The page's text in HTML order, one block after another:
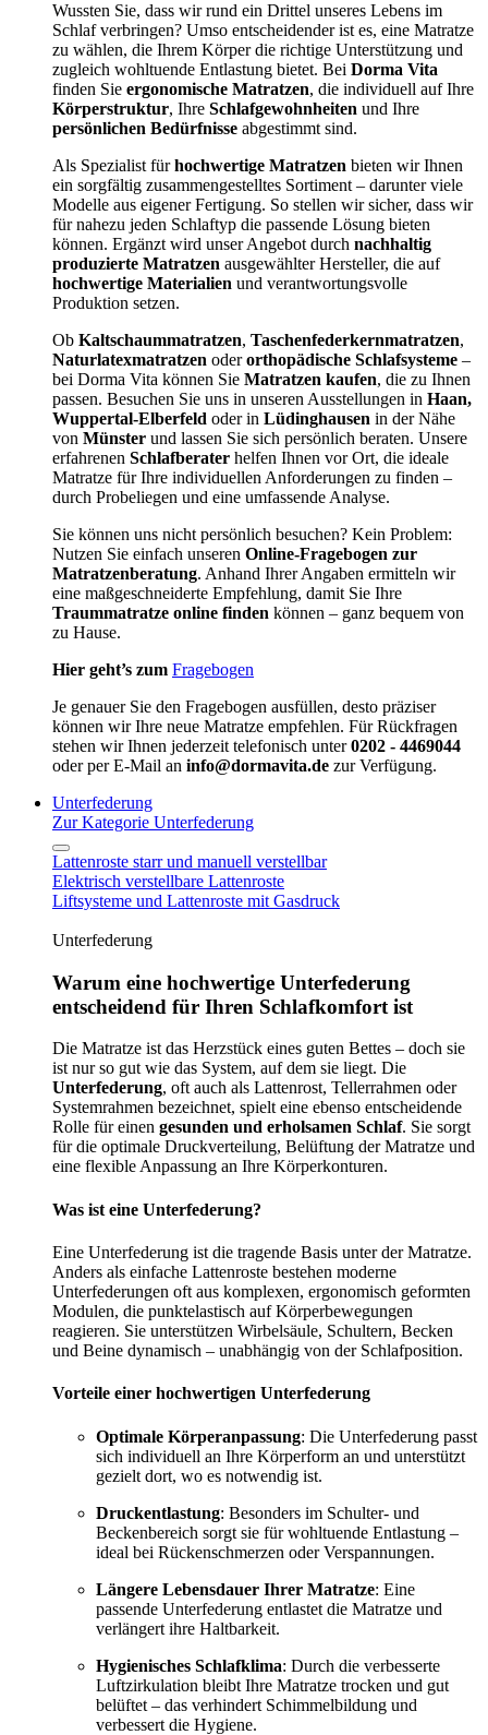
Wussten Sie, dass wir rund ein Drittel unseres Lebens im
Schlaf verbringen? Umso entscheidender ist es, eine Matratze
zu wählen, die Ihrem Körper die richtige Unterstützung und
zugleich wohltuende Entlastung bietet. Bei Dorma Vita
finden Sie ergonomische Matratzen, die individuell auf Ihre
Körperstruktur, Ihre Schlafgewohnheiten und Ihre
persönlichen Bedürfnisse abgestimmt sind.
Als Spezialist fürhochwertige Matratzen bieten wir Ihnen
ein sorgfältig zusammengestelltes Sortiment – darunter viele
Modelle aus eigener Fertigung. So stellen wir sicher, dass wir
für nahezu jeden Schlaftyp die passende Lösung bieten
können. Ergänzt wird unser Angebot durch nachhaltig
produzierte Matratzen ausgewählter Hersteller, die auf
hochwertige Materialien und verantwortungsvolle
Produktion setzen.
Ob Kaltschaummatratzen, Taschenfederkernmatratzen,
Naturlatexmatratzen oderorthopädische Schlafsysteme –
bei Dorma Vita können Sie Matratzen kaufen, die zu Ihnen
passen. Besuchen Sie uns in unseren Ausstellungen in Haan,
Wuppertal-Elberfeld oder in Lüdinghausen in der Nähe
von Münster und lassen Sie sich persönlich beraten. Unsere
erfahrenen Schlafberater helfen Ihnen vor Ort, die ideale
Matratze für Ihre individuellen Anforderungen zu finden –
durch Probeliegen und eine umfassende Analyse.
Sie können uns nicht persönlich besuchen? Kein Problem:
Nutzen Sie einfach unseren Online-Fragebogen zur
Matratzenberatung. Anhand Ihrer Angaben ermitteln wir
eine maßgeschneiderte Empfehlung, damit Sie Ihre
Traummatratze online finden können – ganz bequem von
zu Hause.
Hier geht’s zum Fragebogen
Je genauer Sie den Fragebogen ausfüllen, desto präziser
können wir Ihre neue Matratze empfehlen. Für Rückfragen
stehen wir Ihnen jederzeit telefonisch unter0202 - 4469044
oder per E-Mail an info@dormavita.de zur Verfügung.
Unterfederung
Zur Kategorie Unterfederung
Lattenroste starr und manuell verstellbar
Elektrisch verstellbare Lattenroste
Liftsysteme und Lattenroste mit Gasdruck
Unterfederung
Warum eine hochwertige Unterfederung
entscheidend für Ihren Schlafkomfort ist
Die Matratze ist das Herzstück eines guten Bettes – doch sie
ist nur so gut wie das System, auf dem sie liegt. Die
Unterfederung, oft auch als Lattenrost, Tellerrahmen oder
Systemrahmen bezeichnet, spielt eine ebenso entscheidende
Rolle für einen gesunden und erholsamen Schlaf. Sie sorgt
für die optimale Druckverteilung, Belüftung der Matratze und
eine flexible Anpassung an Ihre Körperkonturen.
Was ist eine Unterfederung?
Eine Unterfederung ist die tragende Basis unter der Matratze.
Anders als einfache Lattenroste bestehen moderne
Unterfederungen oft aus komplexen, ergonomisch geformten
Modulen, die punktelastisch auf Körperbewegungen
reagieren. Sie unterstützen Wirbelsäule, Schultern, Becken
und Beine dynamisch – unabhängig von der Schlafposition.
Vorteile einer hochwertigen Unterfederung
Optimale Körperanpassung: Die Unterfederung passt
sich individuell an Ihre Körperform an und unterstützt
gezielt dort, wo es notwendig ist.
Druckentlastung: Besonders im Schulter- und
Beckenbereich sorgt sie für wohltuende Entlastung –
ideal bei Rückenschmerzen oder Verspannungen.
Längere Lebensdauer Ihrer Matratze: Eine
passende Unterfederung entlastet die Matratze und
verlängert ihre Haltbarkeit.
Hygienisches Schlafklima: Durch die verbesserte
Luftzirkulation bleibt Ihre Matratze trocken und gut
belüftet – das verhindert Schimmelbildung und
verbessert die Hygiene.